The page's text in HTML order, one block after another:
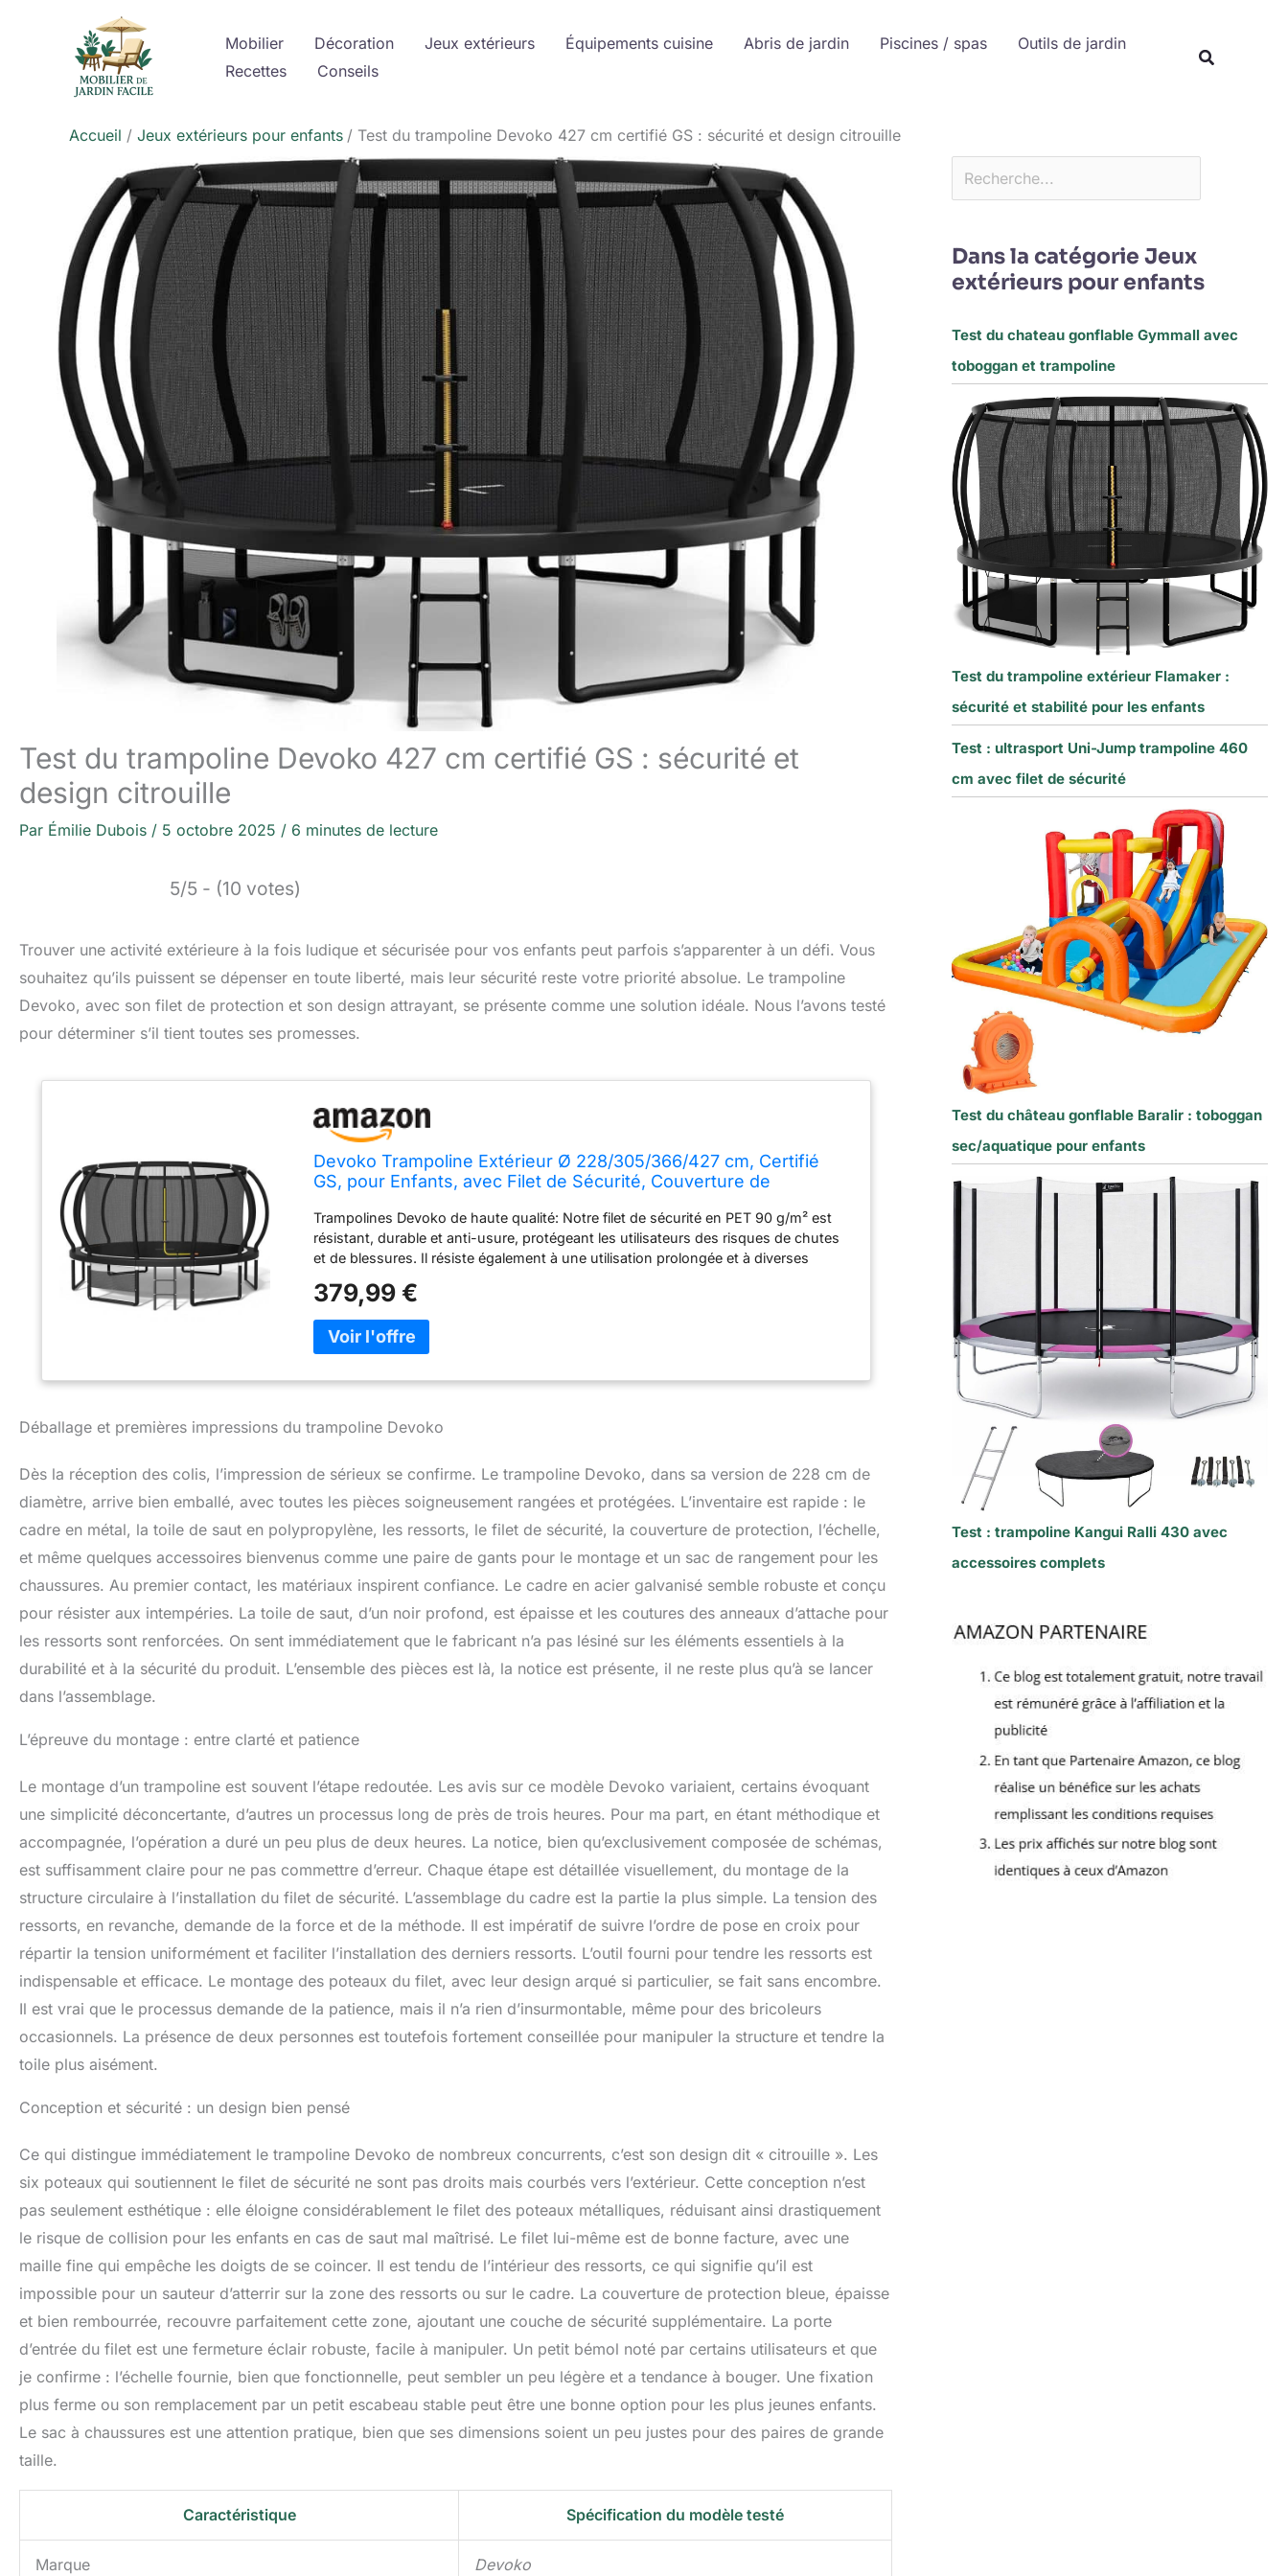
Mobilier Décoration Jeux extérieurs Équipements cuisine Abris de jardin Piscines / spas
Outils de jardin
Recettes
Conseils
Accueil Jeux extérieurs pour enfants Test du trampoline Devoko 427 cm certifié GS : sécurité et design citrouille
Test du trampoline Devoko 427 cm certifié GS : sécurité et
design citrouille
Par Émilie Dubois / 5 octobre 2025 / 6 minutes de lecture
5/5 - (10 votes)
Trouver une activité extérieure à la fois ludique et sécurisée pour vos enfants peut parfois s’apparenter à un défi. Vous
souhaitez qu’ils puissent se dépenser en toute liberté, mais leur sécurité reste votre priorité absolue. Le trampoline
Devoko, avec son filet de protection et son design attrayant, se présente comme une solution idéale. Nous l’avons testé
pour déterminer s’il tient toutes ses promesses.
Devoko Trampoline Extérieur Ø 228/305/366/427 cm, Certifié
GS, pour Enfants, avec Filet de Sécurité, Couverture de
427 cm / 14 FT)
Trampolines Devoko de haute qualité: Notre filet de sécurité en PET 90 g/m² est
résistant, durable et anti-usure, protégeant les utilisateurs des risques de chutes
et de blessures. Il résiste également à une utilisation prolongée et à diverses
abrasion et offre une excellente élasticité ainsi qu’une restitution optimale pour
absorber les impacts. Le plaisir et la sécurité de vos enfants: Pour la sécurité de
votre famille, nos trampolines (pour enfants et adultes) sont équipés de barres
courbées nouvelle génération, évitant tout risque d’accident. Les trampolines
Devoko sont conformes aux normes de sécurité EN71-1:2014+A1:2018, EN71-
nécessaire est inclus dans votre colis Devoko : un guide d’installation clair, des
ancres au sol, des gants et des outils pour monter les ressorts. Conçu pour des
recouverts d’une peinture anti-rouille. La mousse épaisse est imperméable pour
une durée de vie prolongée. Une échelle luxueuse revêtue de plastique est
tous: Disponible en plusieurs tailles, le trampoline Devoko offre aux enfants de
tous âges un espace extérieur sûr et amusant pour bouger, se dépenser et
partager des moments en famille.
379,99 €
Déballage et premières impressions du trampoline Devoko
Dès la réception des colis, l’impression de sérieux se confirme. Le trampoline Devoko, dans sa version de 228 cm de
diamètre, arrive bien emballé, avec toutes les pièces soigneusement rangées et protégées. L’inventaire est rapide : le
cadre en métal, la toile de saut en polypropylène, les ressorts, le filet de sécurité, la couverture de protection, l’échelle,
et même quelques accessoires bienvenus comme une paire de gants pour le montage et un sac de rangement pour les
chaussures. Au premier contact, les matériaux inspirent confiance. Le cadre en acier galvanisé semble robuste et conçu
pour résister aux intempéries. La toile de saut, d’un noir profond, est épaisse et les coutures des anneaux d’attache pour
les ressorts sont renforcées. On sent immédiatement que le fabricant n’a pas lésiné sur les éléments essentiels à la
durabilité et à la sécurité du produit. L’ensemble des pièces est là, la notice est présente, il ne reste plus qu’à se lancer
dans l’assemblage.
L’épreuve du montage : entre clarté et patience
Le montage d’un trampoline est souvent l’étape redoutée. Les avis sur ce modèle Devoko variaient, certains évoquant
une simplicité déconcertante, d’autres un processus long de près de trois heures. Pour ma part, en étant méthodique et
accompagnée, l’opération a duré un peu plus de deux heures. La notice, bien qu’exclusivement composée de schémas,
est suffisamment claire pour ne pas commettre d’erreur. Chaque étape est détaillée visuellement, du montage de la
structure circulaire à l’installation du filet de sécurité. L’assemblage du cadre est la partie la plus simple. La tension des
ressorts, en revanche, demande de la force et de la méthode. Il est impératif de suivre l’ordre de pose en croix pour
répartir la tension uniformément et faciliter l’installation des derniers ressorts. L’outil fourni pour tendre les ressorts est
indispensable et efficace. Le montage des poteaux du filet, avec leur design arqué si particulier, se fait sans encombre.
Il est vrai que le processus demande de la patience, mais il n’a rien d’insurmontable, même pour des bricoleurs
occasionnels. La présence de deux personnes est toutefois fortement conseillée pour manipuler la structure et tendre la
toile plus aisément.
Conception et sécurité : un design bien pensé
Ce qui distingue immédiatement le trampoline Devoko de nombreux concurrents, c’est son design dit « citrouille ». Les
six poteaux qui soutiennent le filet de sécurité ne sont pas droits mais courbés vers l’extérieur. Cette conception n’est
pas seulement esthétique : elle éloigne considérablement le filet des poteaux métalliques, réduisant ainsi drastiquement
le risque de collision pour les enfants en cas de saut mal maîtrisé. Le filet lui-même est de bonne facture, avec une
maille fine qui empêche les doigts de se coincer. Il est tendu de l’intérieur des ressorts, ce qui signifie qu’il est
impossible pour un sauteur d’atterrir sur la zone des ressorts ou sur le cadre. La couverture de protection bleue, épaisse
et bien rembourrée, recouvre parfaitement cette zone, ajoutant une couche de sécurité supplémentaire. La porte
d’entrée du filet est une fermeture éclair robuste, facile à manipuler. Un petit bémol noté par certains utilisateurs et que
je confirme : l’échelle fournie, bien que fonctionnelle, peut sembler un peu légère et a tendance à bouger. Une fixation
plus ferme ou son remplacement par un petit escabeau stable peut être une bonne option pour les plus jeunes enfants.
Le sac à chaussures est une attention pratique, bien que ses dimensions soient un peu justes pour des paires de grande
taille.
Caractéristique Spécification du modèle testé
Marque Devoko
Dans la catégorie Jeux
extérieurs pour enfants
Test du chateau gonflable Gymmall avec
toboggan et trampoline
Test du trampoline extérieur Flamaker :
sécurité et stabilité pour les enfants
Test : ultrasport Uni-Jump trampoline 460
cm avec filet de sécurité
Test du château gonflable Baralir : toboggan
sec/aquatique pour enfants
Test : trampoline Kangui Ralli 430 avec
accessoires complets